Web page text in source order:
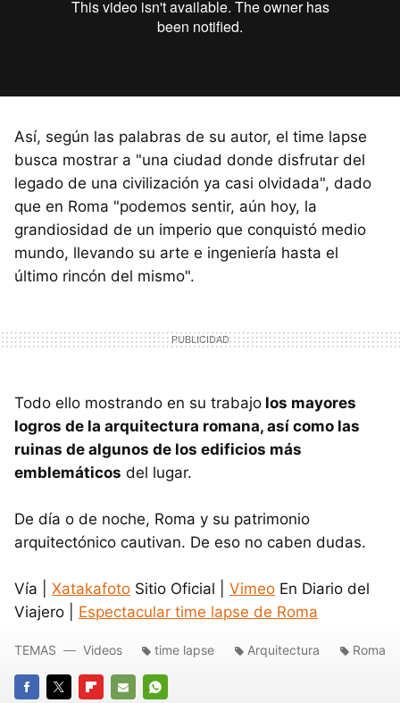
Así, según las palabras de su autor, el time lapse
busca mostrar a "una ciudad donde disfrutar del
legado de una civilización ya casi olvidada", dado
que en Roma "podemos sentir, aún hoy, la
grandiosidad de un imperio que conquistó medio
mundo, llevando su arte e ingeniería hasta el
último rincón del mismo".
Todo ello mostrando en su trabajo los mayores
logros de la arquitectura romana, así como las
ruinas de algunos de los edificios más
emblemáticos del lugar.
De día o de noche, Roma y su patrimonio
arquitectónico cautivan. De eso no caben dudas.
Vía | Xatakafoto Sitio Oficial | Vimeo En Diario del
Viajero | Espectacular time lapse de Roma
TEMAS Videos time lapse Arquitectura Roma